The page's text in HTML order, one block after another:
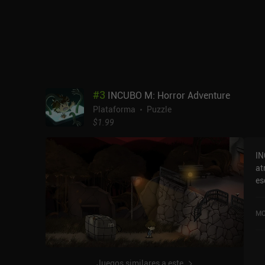
#3 INCUBO M: Horror Adventure
Plataforma
Puzzle
$1.99
Juegos similares a este